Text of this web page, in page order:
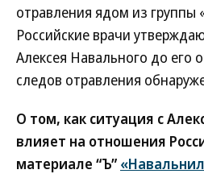
отравления ядом из группы
Российские врачи
Алексея Навального до его
следов отравления
О том, как ситуация с
влияет на отношения
материале “Ъ”